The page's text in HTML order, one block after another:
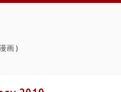
画 )